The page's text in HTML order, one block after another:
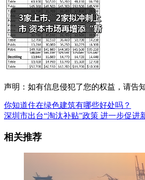
声明：如有信息侵犯了您的权益，请告
你知道住在绿色建筑有哪些好处吗？
深圳市出台“淘汰补贴”政策 进一步促进
相关推荐